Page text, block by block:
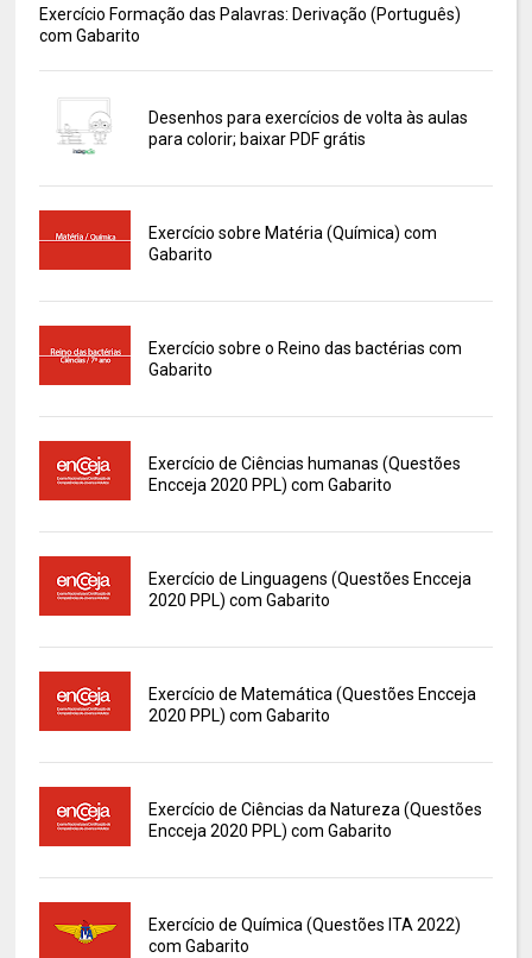
Exercício Formação das Palavras: Derivação (Português)
com Gabarito
Desenhos para exercícios de volta às aulas
para colorir; baixar PDF grátis
Exercício sobre Matéria (Química) com
Gabarito
Exercício sobre o Reino das bactérias com
Gabarito
Exercício de Ciências humanas (Questões
Encceja 2020 PPL) com Gabarito
Exercício de Linguagens (Questões Encceja
2020 PPL) com Gabarito
Exercício de Matemática (Questões Encceja
2020 PPL) com Gabarito
Exercício de Ciências da Natureza (Questões
Encceja 2020 PPL) com Gabarito
Exercício de Química (Questões ITA 2022)
com Gabarito